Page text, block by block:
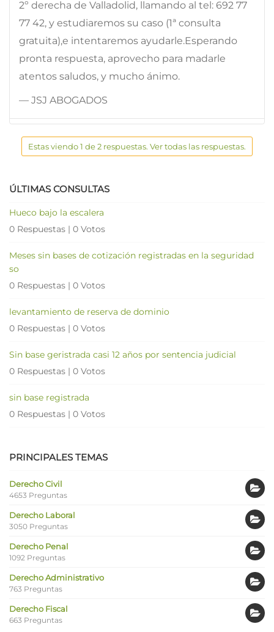
2º derecha de Valladolid, llamando al tel: 692 77
77 42, y estudiaremos su caso (1ª consulta
gratuita),e intentaremos ayudarle.Esperando
pronta respuesta, aprovecho para madarle
atentos saludos, y mucho ánimo.
— JSJ ABOGADOS
Estas viendo 1 de 2 respuestas. Ver todas las respuestas.
ÚLTIMAS CONSULTAS
Hueco bajo la escalera
0 Respuestas | 0 Votos
Meses sin bases de cotización registradas en la seguridad
so
0 Respuestas | 0 Votos
levantamiento de reserva de dominio
0 Respuestas | 0 Votos
Sin base geristrada casi 12 años por sentencia judicial
0 Respuestas | 0 Votos
sin base registrada
0 Respuestas | 0 Votos
PRINCIPALES TEMAS
Derecho Civil
4653 Preguntas
Derecho Laboral
3050 Preguntas
Derecho Penal
1092 Preguntas
Derecho Administrativo
763 Preguntas
Derecho Fiscal
663 Preguntas